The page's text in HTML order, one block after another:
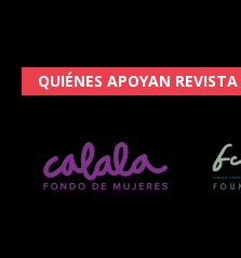
QUIÉNES APOYAN